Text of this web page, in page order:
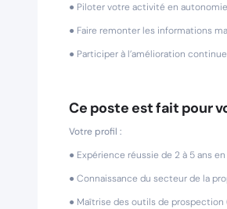
● Piloter votre activité en
● Faire remonter les informations
● Participer à l’amélioration
Ce poste est fait pour
Votre profil :
● Expérience réussie de 2 à 5 ans
● Connaissance du secteur de la
● Maîtrise des outils de